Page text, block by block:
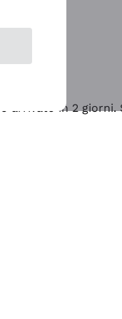
arrivato in 2